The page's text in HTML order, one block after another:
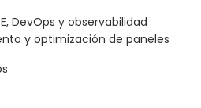
DevOps y observabilidad
y optimización de paneles